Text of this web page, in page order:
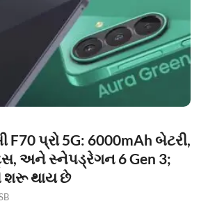
પ્રો 5G: 6000mAh બેટરી,
અને સ્નેપડ્રેગન 6 Gen 3;
થાય છે